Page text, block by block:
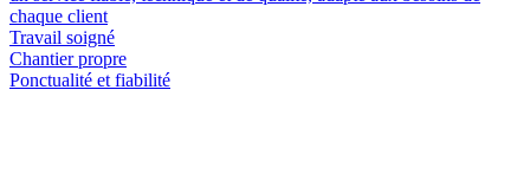
chaque client
Travail soigné
Chantier propre
Ponctualité et fiabilité